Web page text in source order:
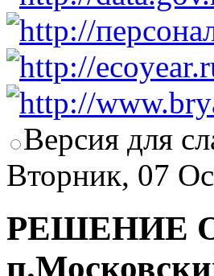
Версия для
Вторник, 07
РЕШЕНИЕ От